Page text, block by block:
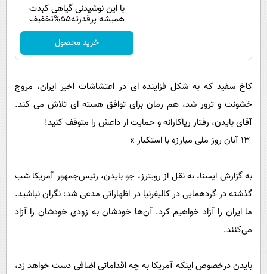
اجتماعی
سیاست خارجی
با این نوشیدنی گیاهی کبدت
همیشه پرقدرته55%تخفیف
خرید محصول
کاخ سفید که به شکل فزاینده ای در اعتشاشات اخیر ایران، مروج
خشونت و ترور شد، هم زمان برای توافق هسته ای تلاش می کند.
آقای بایدن، رفتار ریاکارانه و حمایت از داعش را متوقف کنید!
به گزارش ایسنا، به نقل از رویترز، جو بایدن، رئیس‌جمهور آمریکا شب
گذشته در گردهمایی در کالیفرنیا در اظهاراتی مدعی شد: نگران نباشید.
ما ایران را آزاد خواهیم کرد. آن‌ها خودشان به زودی خودشان را آزاد
می‌کنند.
بایدن درخصوص اینکه آمریکا به چه اقداماتی اضافی دست خواهد زد،